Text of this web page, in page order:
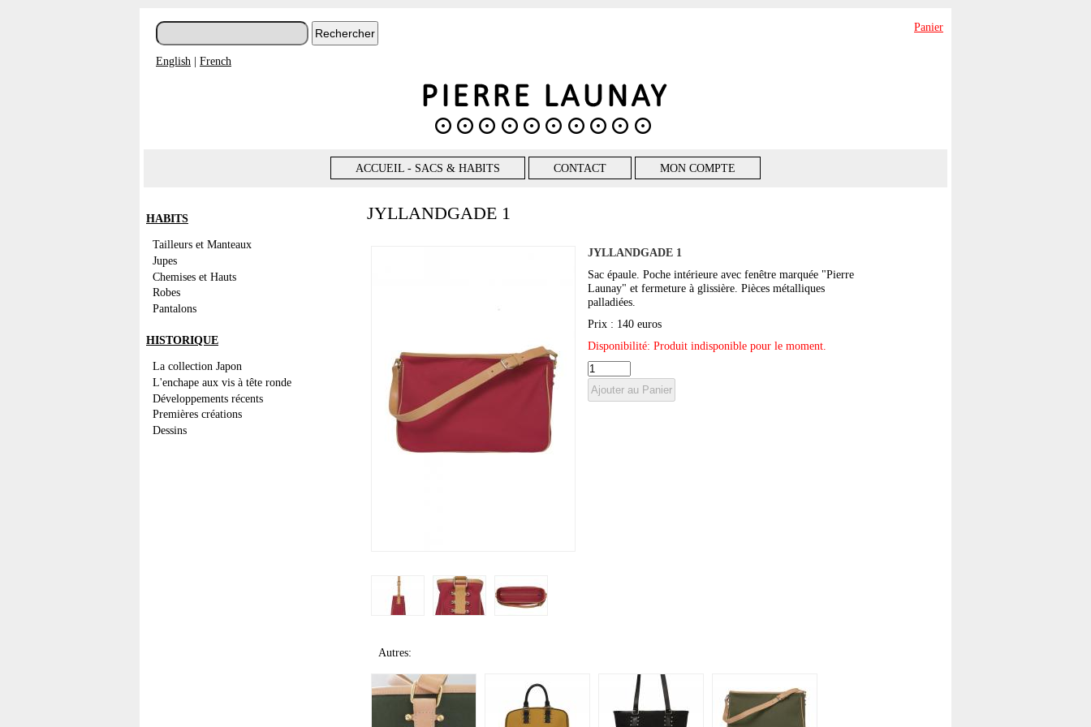
English | French
Panier
ACCUEIL - SACS & HABITS CONTACT MON COMPTE
HABITS
Tailleurs et Manteaux
Jupes
Chemises et Hauts
Robes
Pantalons
HISTORIQUE
La collection Japon
L'enchape aux vis à tête ronde
Développements récents
Premières créations
Dessins
JYLLANDGADE 1
JYLLANDGADE 1
Sac épaule. Poche intérieure avec fenêtre marquée "Pierre
Launay" et fermeture à glissière. Pièces métalliques
palladiées.
Prix : 140 euros
Disponibilité: Produit indisponible pour le moment.
Autres: